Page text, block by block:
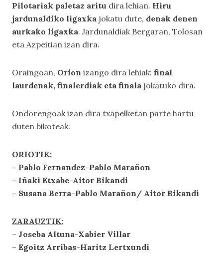
Pilotariak paletaz aritu dira lehian. Hiru
jardunaldiko ligaxka jokatu dute, denak denen
aurkako ligaxka. Jardunaldiak Bergaran, Tolosan
eta Azpeitian izan dira.
Oraingoan, Orion izango dira lehiak: final
laurdenak, finalerdiak eta finala jokatuko dira.
Ondorengoak izan dira txapelketan parte hartu
duten bikoteak:
ORIOTIK:
– Pablo Fernandez-Pablo Marañon
– Iñaki Etxabe-Aitor Bikandi
– Susana Berra-Pablo Marañon/ Aitor Bikandi
ZARAUZTIK:
– Joseba Altuna-Xabier Villar
– Egoitz Arribas-Haritz Lertxundi